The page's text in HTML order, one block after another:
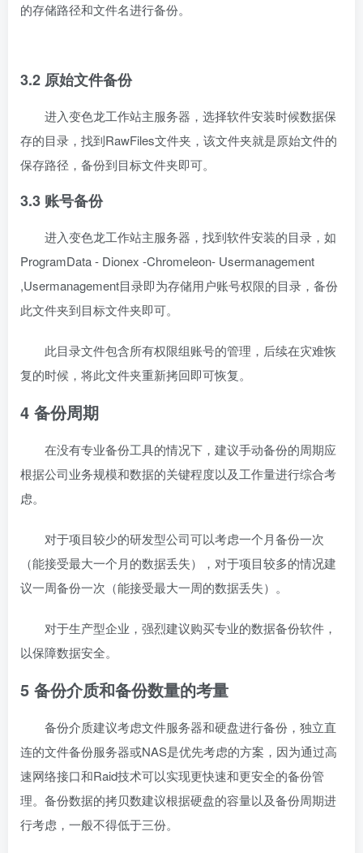
的存储路径和文件名进行备份。
3.2 原始文件备份
进入变色龙工作站主服务器，选择软件安装时候数据保
存的目录，找到RawFiles文件夹，该文件夹就是原始文件的
保存路径，备份到目标文件夹即可。
3.3 账号备份
进入变色龙工作站主服务器，找到软件安装的目录，如
ProgramData - Dionex -Chromeleon- Usermanagement
,Usermanagement目录即为存储用户账号权限的目录，备份
此文件夹到目标文件夹即可。
此目录文件包含所有权限组账号的管理，后续在灾难恢
复的时候，将此文件夹重新拷回即可恢复。
4 备份周期
在没有专业备份工具的情况下，建议手动备份的周期应
根据公司业务规模和数据的关键程度以及工作量进行综合考
虑。
对于项目较少的研发型公司可以考虑一个月备份一次
（能接受最大一个月的数据丢失），对于项目较多的情况建
议一周备份一次（能接受最大一周的数据丢失）。
对于生产型企业，强烈建议购买专业的数据备份软件，
以保障数据安全。
5 备份介质和备份数量的考量
备份介质建议考虑文件服务器和硬盘进行备份，独立直
连的文件备份服务器或NAS是优先考虑的方案，因为通过高
速网络接口和Raid技术可以实现更快速和更安全的备份管
理。备份数据的拷贝数建议根据硬盘的容量以及备份周期进
行考虑，一般不得低于三份。